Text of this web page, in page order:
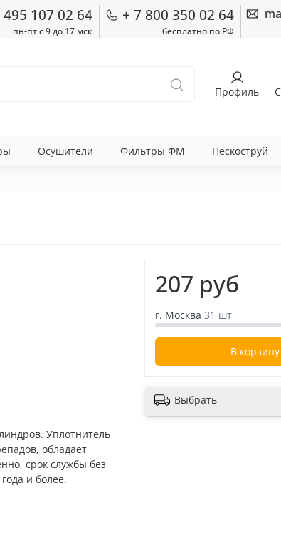
495 107 02 64
пн-пт с 9 до 17 мск
+ 7 800 350 02 64
бесплатно по РФ
Профиль
Осушители Фильтры ФМ Пескоструй
Уплотнитель
обладает
срок службы без
и более.
207 руб
г. Москва 31 шт
В корзину
Выбрать